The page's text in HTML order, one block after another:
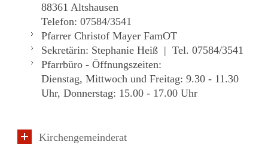
88361 Altshausen
Telefon: 07584/3541
Pfarrer Christof Mayer FamOT
Sekretärin: Stephanie Heiß | Tel. 07584/3541
Pfarrbüro - Öffnungszeiten:
Dienstag, Mittwoch und Freitag: 9.30 - 11.30
Uhr, Donnerstag: 15.00 - 17.00 Uhr
Kirchengemeinderat